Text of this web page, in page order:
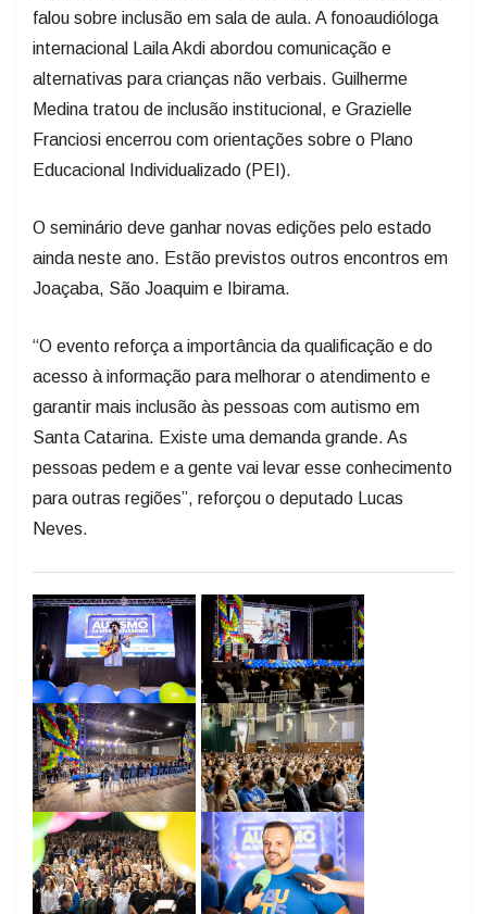
falou sobre inclusão em sala de aula. A fonoaudióloga
internacional Laila Akdi abordou comunicação e
alternativas para crianças não verbais. Guilherme
Medina tratou de inclusão institucional, e Grazielle
Franciosi encerrou com orientações sobre o Plano
Educacional Individualizado (PEI).
O seminário deve ganhar novas edições pelo estado
ainda neste ano. Estão previstos outros encontros em
Joaçaba, São Joaquim e Ibirama.
“O evento reforça a importância da qualificação e do
acesso à informação para melhorar o atendimento e
garantir mais inclusão às pessoas com autismo em
Santa Catarina. Existe uma demanda grande. As
pessoas pedem e a gente vai levar esse conhecimento
para outras regiões”, reforçou o deputado Lucas
Neves.